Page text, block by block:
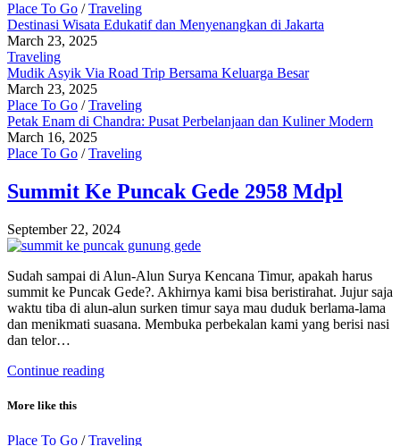
Place To Go /Traveling
Destinasi Wisata Edukatif dan Menyenangkan di Jakarta
March 23, 2025
Traveling
Mudik Asyik Via Road Trip Bersama Keluarga Besar
March 23, 2025
Place To Go /Traveling
Petak Enam di Chandra: Pusat Perbelanjaan dan Kuliner Modern
March 16, 2025
Place To Go /Traveling
Summit Ke Puncak Gede 2958 Mdpl
September 22, 2024
Sudah sampai di Alun-Alun Surya Kencana Timur, apakah harus
summit ke Puncak Gede?. Akhirnya kami bisa beristirahat. Jujur saja
waktu tiba di alun-alun surken timur saya mau duduk berlama-lama
dan menikmati suasana. Membuka perbekalan kami yang berisi nasi
dan telor…
Continue reading
More like this
Place To Go /Traveling